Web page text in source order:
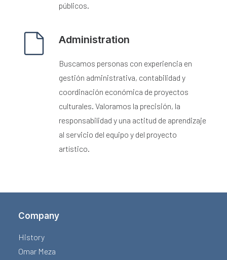
públicos.
Administration
Buscamos personas con experiencia en
gestión administrativa, contabilidad y
coordinación económica de proyectos
culturales. Valoramos la precisión, la
responsabilidad y una actitud de aprendizaje
al servicio del equipo y del proyecto
artístico.
Company
History
Omar Meza